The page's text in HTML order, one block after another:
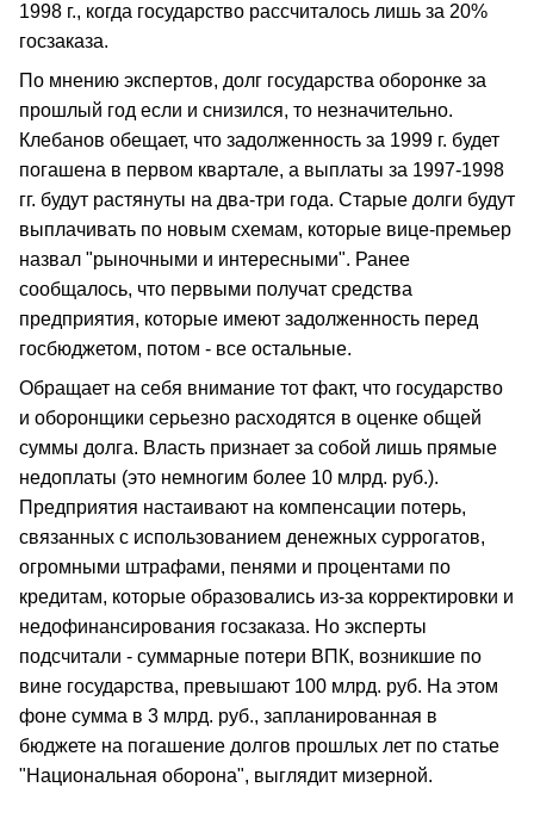
1998 г., когда государство рассчиталось лишь за 20%
госзаказа.
По мнению экспертов, долг государства оборонке за
прошлый год если и снизился, то незначительно.
Клебанов обещает, что задолженность за 1999 г. будет
погашена в первом квартале, а выплаты за 1997-1998
гг. будут растянуты на два-три года. Старые долги будут
выплачивать по новым схемам, которые вице-премьер
назвал "рыночными и интересными". Ранее
сообщалось, что первыми получат средства
предприятия, которые имеют задолженность перед
госбюджетом, потом - все остальные.
Обращает на себя внимание тот факт, что государство
и оборонщики серьезно расходятся в оценке общей
суммы долга. Власть признает за собой лишь прямые
недоплаты (это немногим более 10 млрд. руб.).
Предприятия настаивают на компенсации потерь,
связанных с использованием денежных суррогатов,
огромными штрафами, пенями и процентами по
кредитам, которые образовались из-за корректировки и
недофинансирования госзаказа. Но эксперты
подсчитали - суммарные потери ВПК, возникшие по
вине государства, превышают 100 млрд. руб. На этом
фоне сумма в 3 млрд. руб., запланированная в
бюджете на погашение долгов прошлых лет по статье
"Национальная оборона", выглядит мизерной.